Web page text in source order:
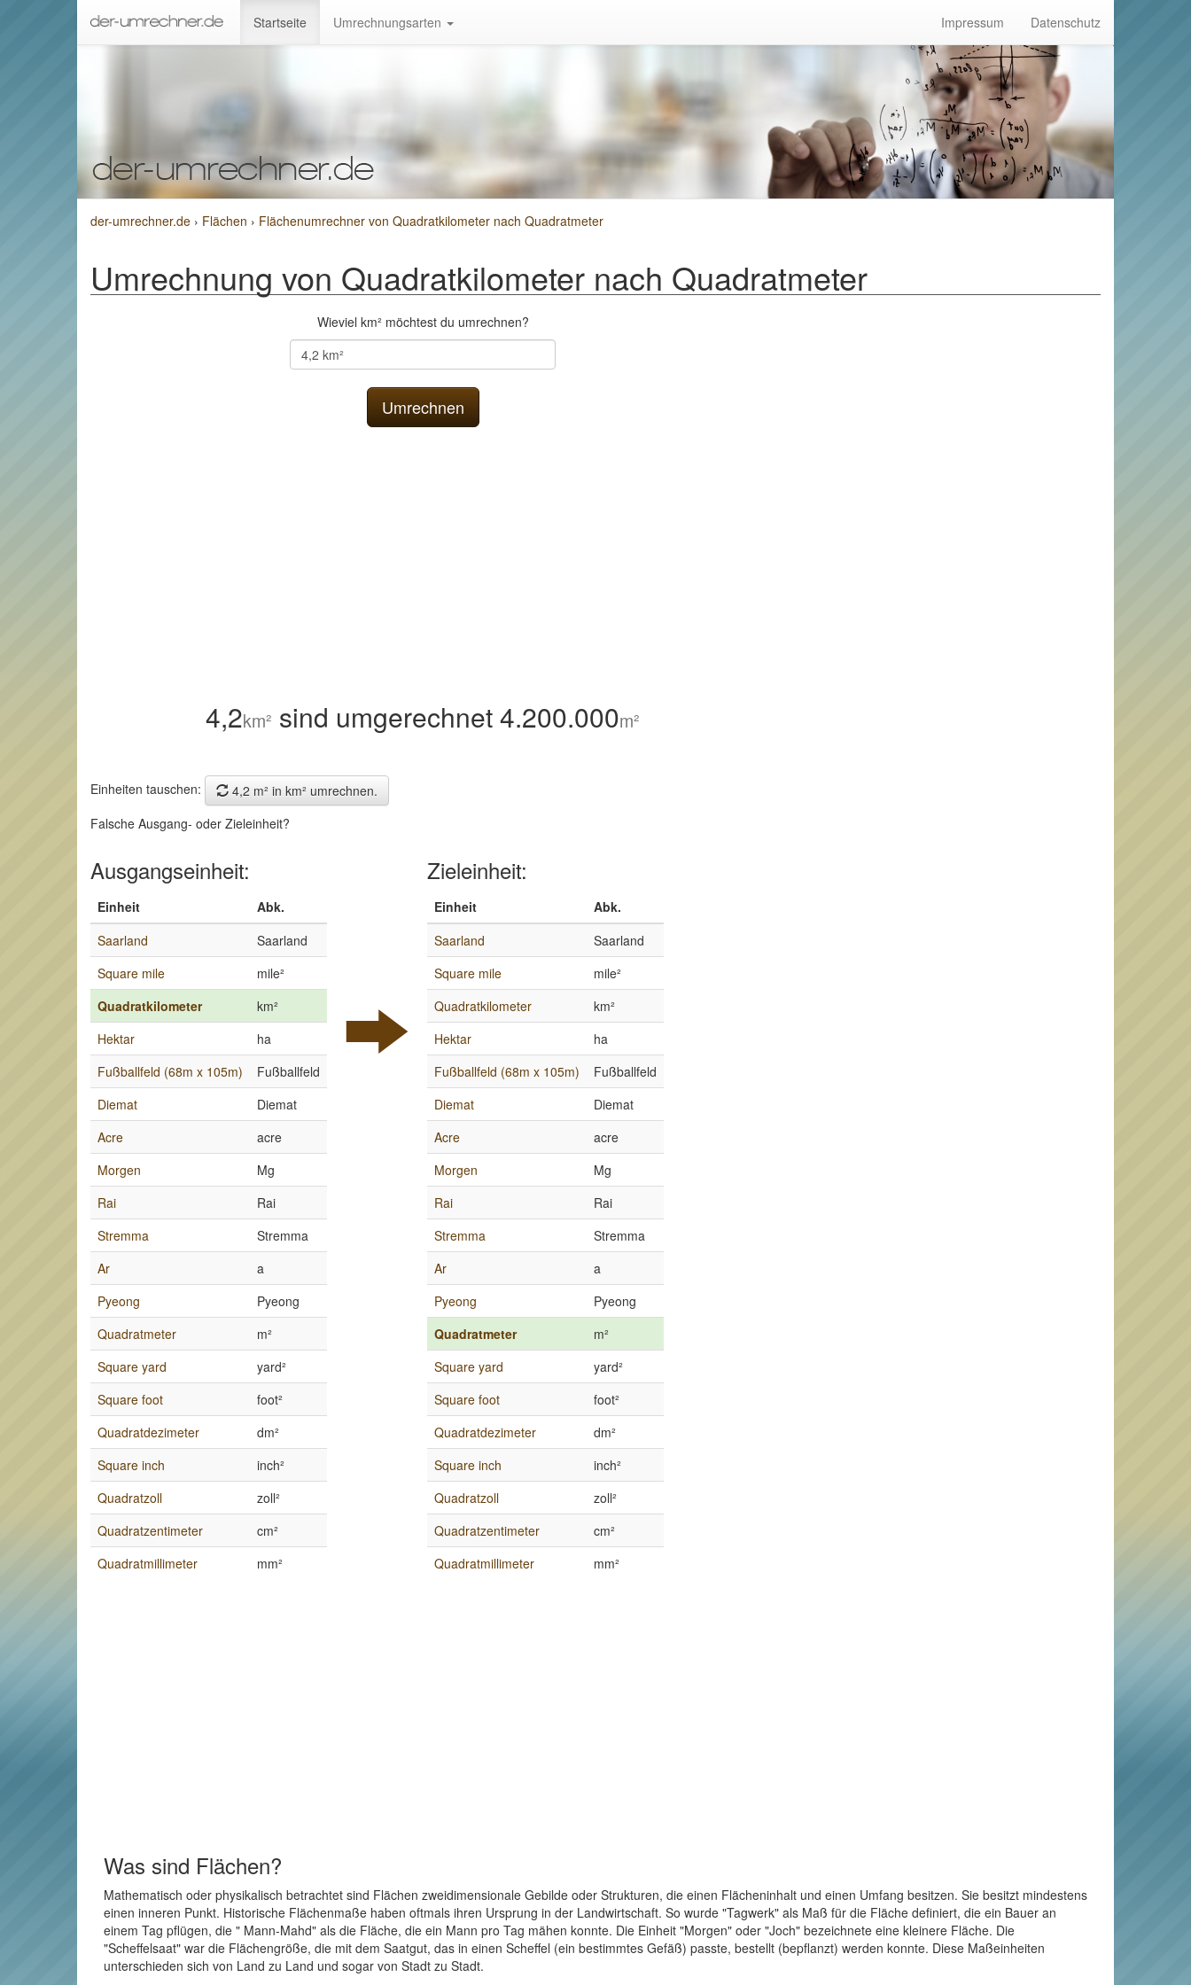
Startseite Umrechnungsarten Impressum Datenschutz
der-umrechner.de › Flächen › Flächenumrechner von Quadratkilometer nach Quadratmeter
Umrechnung von Quadratkilometer nach Quadratmeter
Wieviel km² möchtest du umrechnen?
4,2km² sind umgerechnet 4.200.000m²
Einheiten tauschen:
4,2 m² in km² umrechnen.
Falsche Ausgang- oder Zieleinheit?
Ausgangseinheit:
Einheit
Abk.
Saarland
Saarland
Square mile
mile²
Quadratkilometer
km²
Hektar
ha
Fußballfeld (68m x 105m)
Fußballfeld
Diemat
Diemat
Acre
acre
Morgen
Mg
Rai
Rai
Stremma
Stremma
Ar
a
Pyeong
Pyeong
Quadratmeter
m²
Square yard
yard²
Square foot
foot²
Quadratdezimeter
dm²
Square inch
inch²
Quadratzoll
zoll²
Quadratzentimeter
cm²
Quadratmillimeter
mm²
Zieleinheit:
Einheit
Abk.
Saarland
Saarland
Square mile
mile²
Quadratkilometer
km²
Hektar
ha
Fußballfeld (68m x 105m)
Fußballfeld
Diemat
Diemat
Acre
acre
Morgen
Mg
Rai
Rai
Stremma
Stremma
Ar
a
Pyeong
Pyeong
Quadratmeter
m²
Square yard
yard²
Square foot
foot²
Quadratdezimeter
dm²
Square inch
inch²
Quadratzoll
zoll²
Quadratzentimeter
cm²
Quadratmillimeter
mm²
Was sind Flächen?
Mathematisch oder physikalisch betrachtet sind Flächen zweidimensionale Gebilde oder Strukturen, die einen Flächeninhalt und einen Umfang besitzen. Sie besitzt mindestens
einen inneren Punkt. Historische Flächenmaße haben oftmals ihren Ursprung in der Landwirtschaft. So wurde "Tagwerk" als Maß für die Fläche definiert, die ein Bauer an
einem Tag pflügen, die " Mann-Mahd" als die Fläche, die ein Mann pro Tag mähen konnte. Die Einheit "Morgen" oder "Joch" bezeichnete eine kleinere Fläche. Die
"Scheffelsaat" war die Flächengröße, die mit dem Saatgut, das in einen Scheffel (ein bestimmtes Gefäß) passte, bestellt (bepflanzt) werden konnte. Diese Maßeinheiten
unterschieden sich von Land zu Land und sogar von Stadt zu Stadt.